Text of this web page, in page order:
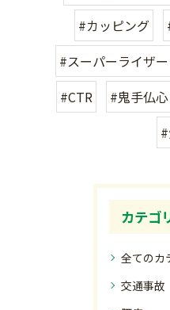
#カッピング
#スーパーライザー
#CTR
#鬼手仏心
カテゴ
全てのカ
交通事故